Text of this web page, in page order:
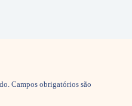
Campos obrigatórios são